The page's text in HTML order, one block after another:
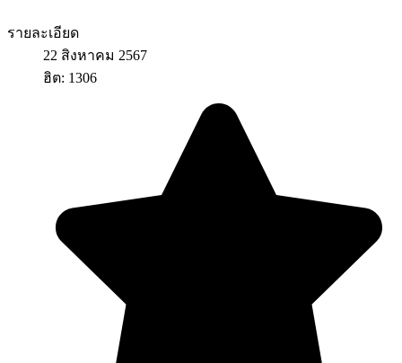
รายละเอียด
22 สิงหาคม 2567
ฮิต: 1306